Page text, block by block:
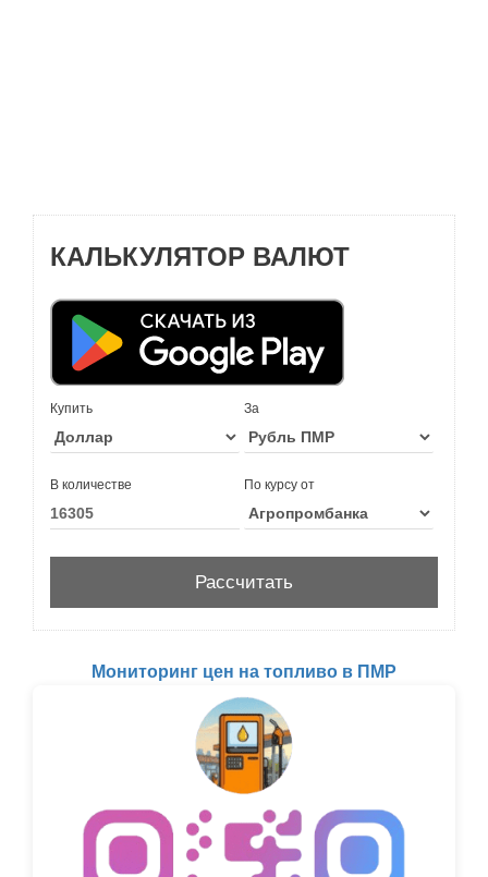
КАЛЬКУЛЯТОР ВАЛЮТ
Купить За
В количестве По курсу от
Мониторинг цен на топливо в ПМР